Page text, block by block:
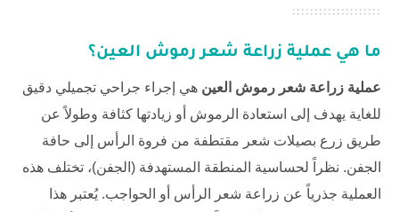
ما هي عملية زراعة شعر رموش العين؟
عملية زراعة شعر رموش العين هي إجراء جراحي تجميلي دقيق
للغاية يهدف إلى استعادة الرموش أو زيادتها كثافة وطولاً عن
طريق زرع بصيلات شعر مقتطفة من فروة الرأس إلى حافة
الجفن. نظراً لحساسية المنطقة المستهدفة (الجفن)، تختلف هذه
العملية جذرياً عن زراعة شعر الرأس أو الحواجب. يُعتبر هذا